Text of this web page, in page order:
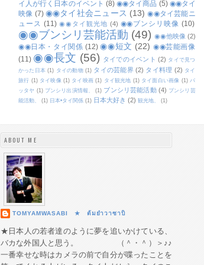
イ人が行く日本のイベント (8) ◉◉タイ商品 (5) ◉◉タイ
映像 (7) ◉◉タイ社会ニュース (13) ◉◉タイ芸能ニ
ュース (11) ◉◉タイ観光地 (4) ◉◉ブンシリ映像 (10)
◉◉ブンシリ芸能活動 (49) ◉◉他映像 (2)
◉◉日本・タイ関係 (12) ◉◉短文 (22) ◉◉芸能画像
(11) ◉◉長文 (56) タイでのイベント (2) タイで見つ
かった日本 (1) タイの動物 (1) タイの芸能界 (2) タイ料理 (2) タイ
旅行 (1) タイ映像 (1) タイ映画 (1) タイ観光地 (1) タイ面白い画像 (1) パ
ッタヤ (1) ブンシリ出演情報、 (1) ブンシリ芸能活動 (4) ブンシリ芸
能活動、
(1) 日本•タイ関係 (1) 日本大好き (2) 観光地、 (1)
ABOUT ME
TOMYAMWASABI ★ ต้มยำวาซาบิ
★日本人の若者達のように夢を追いかけている、
バカな外国人と思う。 （＾・＾）＞♪♪
一番幸せな時はカメラの前で自分が喋ったことを